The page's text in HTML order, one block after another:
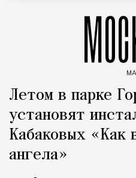
Летом в парке
установят
Кабаковых «Как
ангела»